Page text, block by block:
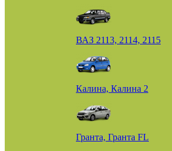
ВАЗ 2113, 2114, 2115
Калина, Калина 2
Гранта, Гранта FL